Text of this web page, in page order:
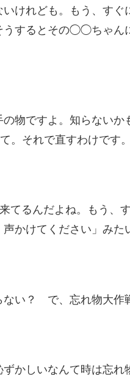
けれども。もう、すぐ
するとその◯◯ちゃん
物ですよ。知らないか
。それで直すわけです。
てるんだよね。もう、
かけてください」みた
ない？ で、忘れ物大作
かしいなんて時は忘れ